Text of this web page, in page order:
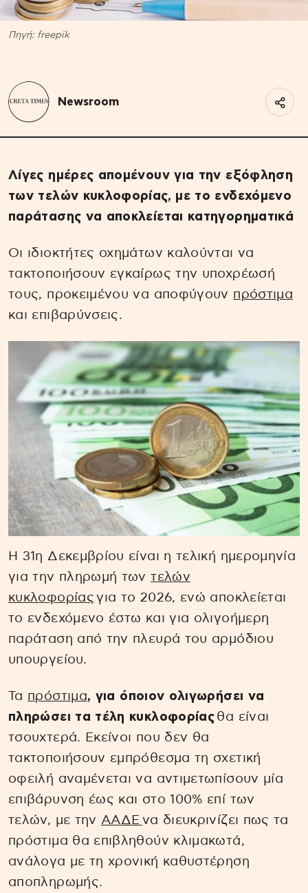
Πηγή: freepik
Newsroom
Λίγες ημέρες απομένουν για την εξόφληση
των τελών κυκλοφορίας, με το ενδεχόμενο
παράτασης να αποκλείεται κατηγορηματικά
Οι ιδιοκτήτες οχημάτων καλούνται να
τακτοποιήσουν εγκαίρως την υποχρέωσή
τους, προκειμένου να αποφύγουν πρόστιμα
και επιβαρύνσεις.
Η 31η Δεκεμβρίου είναι η τελική ημερομηνία
για την πληρωμή τωντελών
κυκλοφορίας για το 2026, ενώ αποκλείεται
το ενδεχόμενο έστω και για ολιγοήμερη
παράταση από την πλευρά του αρμόδιου
υπουργείου.
Τα πρόστιμα, για όποιον ολιγωρήσει να
πληρώσει τα τέλη κυκλοφορίας θα είναι
τσουχτερά. Εκείνοι που δεν θα
τακτοποιήσουν εμπρόθεσμα τη σχετική
οφειλή αναμένεται να αντιμετωπίσουν μία
επιβάρυνση έως και στο 100% επί των
τελών, με την ΑΑΔΕ να διευκρινίζει πως τα
πρόστιμα θα επιβληθούν κλιμακωτά,
ανάλογα με τη χρονική καθυστέρηση
αποπληρωμής.